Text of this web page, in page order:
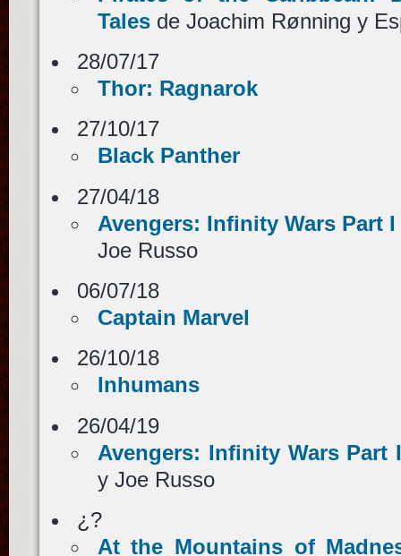
Talesde Joachim Rønning y
28/07/17
Thor: Ragnarok
27/10/17
Black Panther
27/04/18
Avengers: Infinity Wars Part I
Joe Russo
06/07/18
Captain Marvel
26/10/18
Inhumans
26/04/19
Avengers: Infinity Wars Part
y Joe Russo
¿?
At the Mountains of